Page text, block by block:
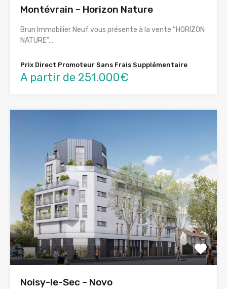
Montévrain – Horizon Nature
Brun Immobilier Neuf vous présente à la vente “HORIZON
NATURE”…
Prix Direct Promoteur Sans Frais Supplémentaire
A partir de 251.000€
Noisy-le-Sec – Novo